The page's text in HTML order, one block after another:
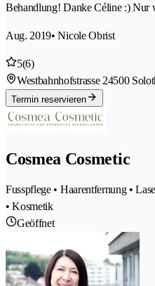
Behandlung! Danke Céline :) Nur
Aug. 2019• Nicole Obrist
5(6)
Westbahnhofstrasse 24500
Termin reservieren
Cosmea Cosmetic
Fusspflege • Haarentfernung •
• Kosmetik
Geöffnet